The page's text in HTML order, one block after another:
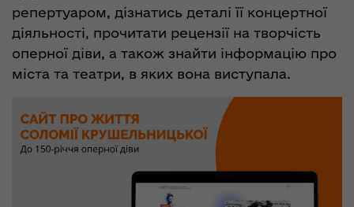
репертуаром, дізнатись деталі її концертної
діяльності, прочитати рецензії на творчість
оперної діви, а також знайти інформацію про
міста та театри, в яких вона виступала.